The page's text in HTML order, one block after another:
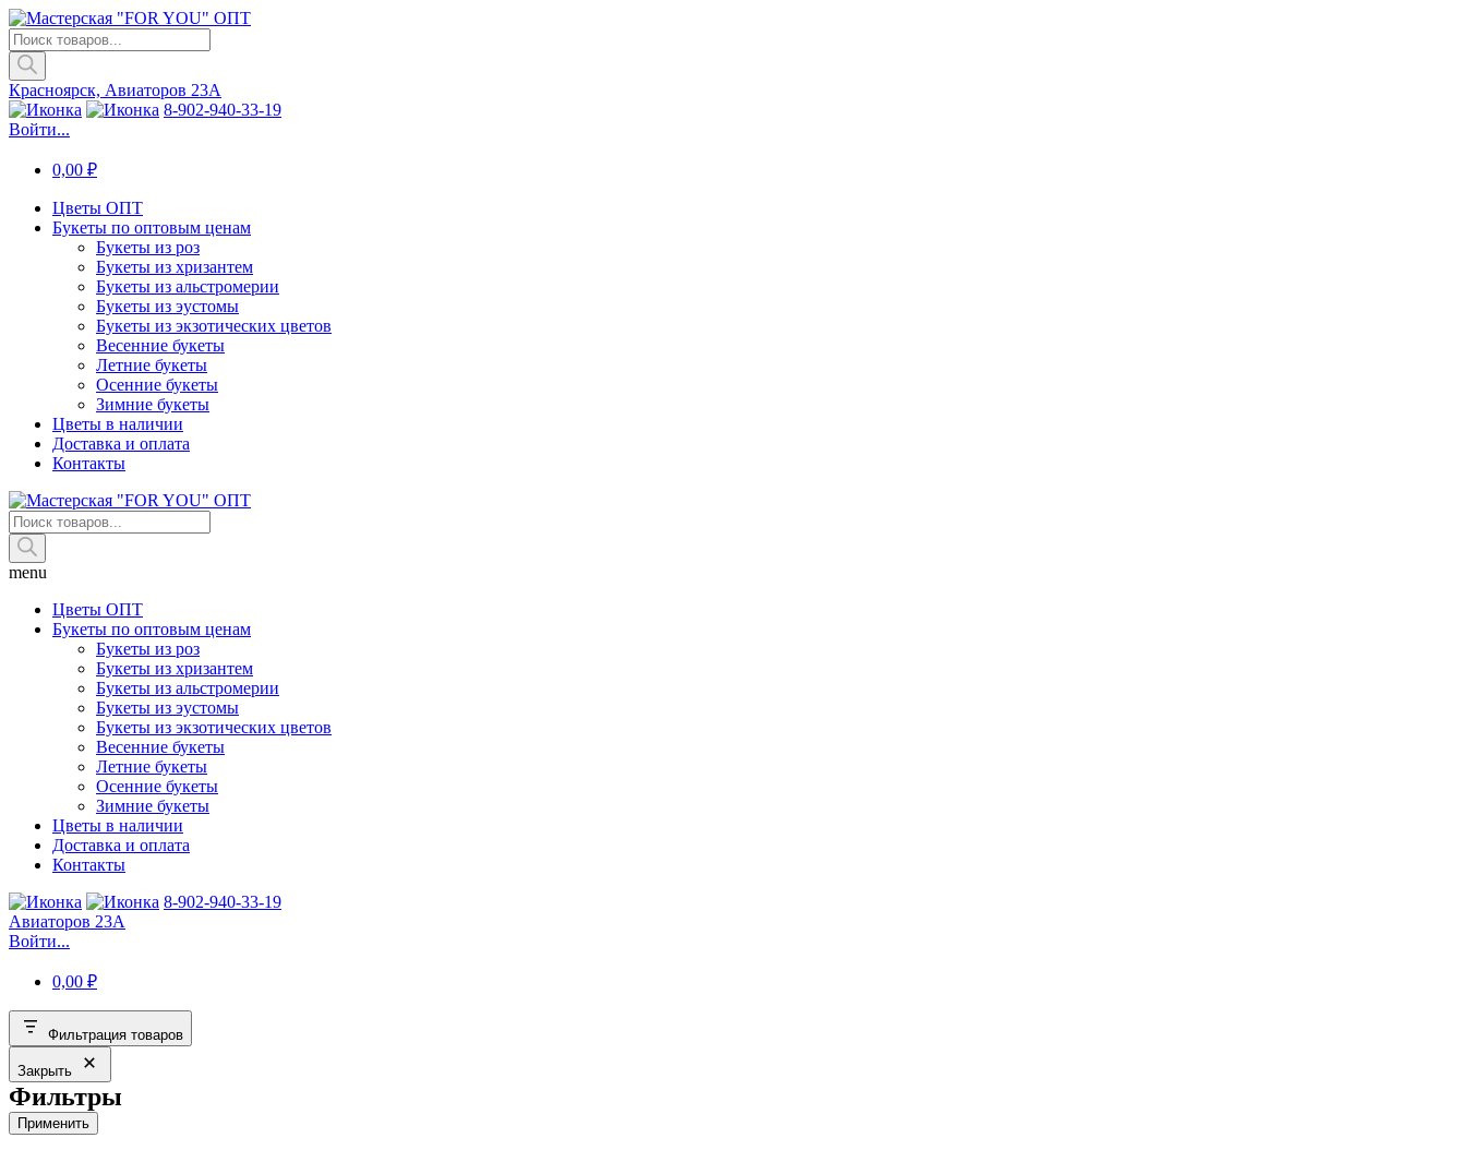
Поиск
товаров
Красноярск, Авиаторов 23А
8-902-940-33-19
Войти...
0,00 ₽
Цветы ОПТ
Букеты по оптовым ценам
Букеты из роз
Букеты из хризантем
Букеты из альстромерии
Букеты из эустомы
Букеты из экзотических цветов
Весенние букеты
Летние букеты
Осенние букеты
Зимние букеты
Цветы в наличии
Доставка и оплата
Контакты
Поиск
товаров
menu
Цветы ОПТ
Букеты по оптовым ценам
Букеты из роз
Букеты из хризантем
Букеты из альстромерии
Букеты из эустомы
Букеты из экзотических цветов
Весенние букеты
Летние букеты
Осенние букеты
Зимние букеты
Цветы в наличии
Доставка и оплата
Контакты
8-902-940-33-19
Авиаторов 23А
Войти...
0,00 ₽
Фильтрация товаров
Закрыть
Фильтры
Применить